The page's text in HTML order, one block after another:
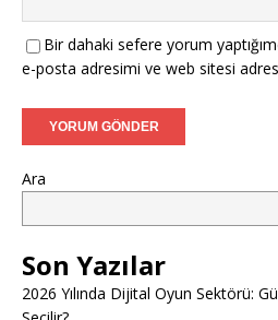
Bir dahaki sefere yorum
e-posta adresimi ve web sitesi
Ara
Son Yazılar
2026 Yılında Dijital Oyun Sektörü: